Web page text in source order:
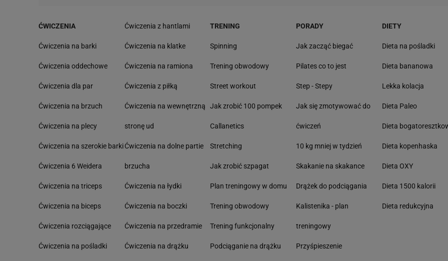
ĆWICZENIA
Ćwiczenia na barki
Ćwiczenia oddechowe
Ćwiczenia dla par
Ćwiczenia na brzuch
Ćwiczenia na plecy
Ćwiczenia na szerokie barki
Ćwiczenia 6 Weidera
Ćwiczenia na triceps
Ćwiczenia na biceps
Ćwiczenia rozciągające
Ćwiczenia na pośladki
Ćwiczenia z hantlami
Ćwiczenia na klatke
Ćwiczenia na ramiona
Ćwiczenia z piłką
Ćwiczenia na wewnętrzną
stronę ud
Ćwiczenia na dolne partie
brzucha
Ćwiczenia na łydki
Ćwiczenia na boczki
Ćwiczenia na przedramie
Ćwiczenia na drążku
TRENING
Spinning
Trening obwodowy
Street workout
Jak zrobić 100 pompek
Callanetics
Stretching
Jak zrobić szpagat
Plan treningowy w domu
Trening obwodowy
Trening funkcjonalny
Podciąganie na drążku
PORADY
Jak zacząć biegać
Pilates co to jest
Step - Stepy
Jak się zmotywować do
ćwiczeń
10 kg mniej w tydzień
Skakanie na skakance
Drążek do podciągania
Kalistenika - plan
treningowy
Przyśpieszenie
DIETY
Dieta na pośladki
Dieta bananowa
Lekka kolacja
Dieta Paleo
Dieta
Dieta kopenhaska
Dieta OXY
Dieta 1500 kalorii
Dieta redukcyjna